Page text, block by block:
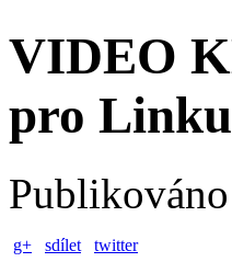
VIDEO
pro Linku
Publikováno
g+ sdílet twitter